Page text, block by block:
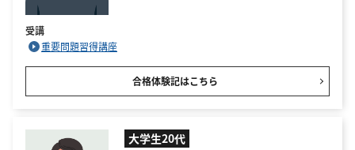
受講
重要問題習得講座
合格体験記はこちら
大学生20代